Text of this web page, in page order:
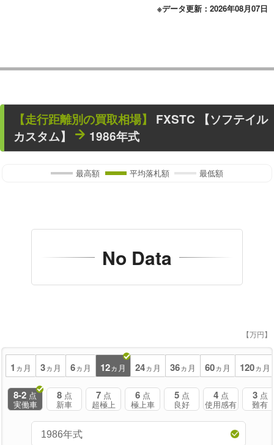
※データ更新：2026年08月07日
【走行距離別の買取相場】
FXSTC 【ソフテイル
カスタム】
1986年式
最高額 平均落札額 最低額
No Data
【万円】
1 ヵ月 3ヵ月 6ヵ月 12ヵ月 24ヵ月 36ヵ月 60ヵ月 120ヵ月
8-2 点
実働車
8 点
新車
7 点
超極上
6 点
極上車
5 点
良好
4 点
使用感有
3 点
難有